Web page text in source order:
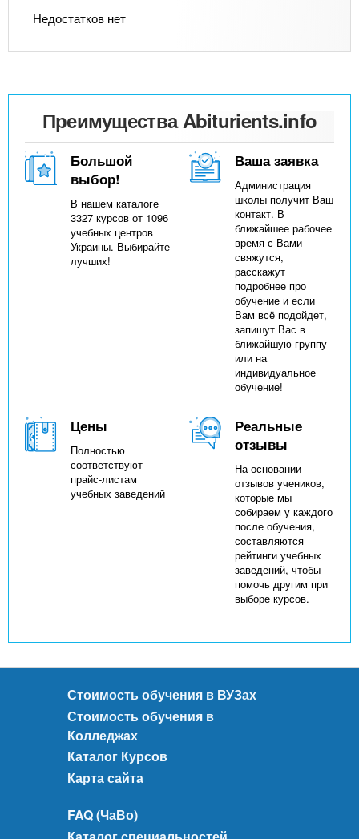
Недостатков нет
Преимущества Abiturients.info
Большой
выбор!
В нашем каталоге
3327 курсов от 1096
учебных центров
Украины. Выбирайте
лучших!
Ваша заявка
Администрация
школы получит Ваш
контакт. В
ближайшее рабочее
время с Вами
свяжутся,
расскажут
подробнее про
обучение и если
Вам всё подойдет,
запишут Вас в
ближайшую группу
или на
индивидуальное
обучение!
Цены
Полностью
соответствуют
прайс-листам
учебных заведений
Реальные
отзывы
На основании
отзывов учеников,
которые мы
собираем у каждого
после обучения,
составляются
рейтинги учебных
заведений, чтобы
помочь другим при
выборе курсов.
Стоимость обучения в ВУЗах
Стоимость обучения в
Колледжах
Каталог Курсов
Карта сайта
FAQ (ЧаВо)